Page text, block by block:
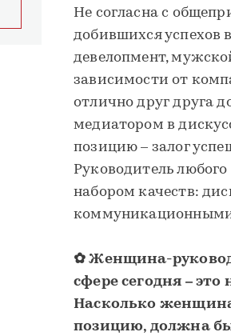
Не согласна с
добившихся успехов
девелопмент,
зависимости от
отлично друг друга
медиатором в
позицию – залог
Руководитель
набором качеств:
коммуникационными
✿ Женщина-
сфере сегодня –
Насколько
позицию, должна